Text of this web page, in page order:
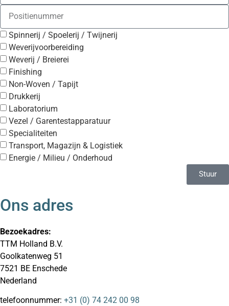
Spinnerij / Spoelerij / Twijnerij
Weverijvoorbereiding
Weverij / Breierei
Finishing
Non-Woven / Tapijt
Drukkerij
Laboratorium
Vezel / Garentestapparatuur
Specialiteiten
Transport, Magazijn & Logistiek
Energie / Milieu / Onderhoud
Stuur
Ons adres
Bezoekadres:
TTM Holland B.V.
Goolkatenweg 51
7521 BE Enschede
Nederland
telefoonnummer: +31 (0) 74 242 00 98